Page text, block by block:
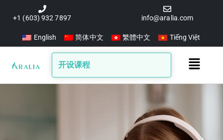
容
+1 (603) 932 7897 info@aralia.com
English 简体中文 繁體中文 Tiếng Việt
开设课程
Main